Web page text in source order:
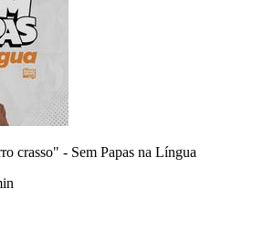
crasso" - Sem Papas na Língua